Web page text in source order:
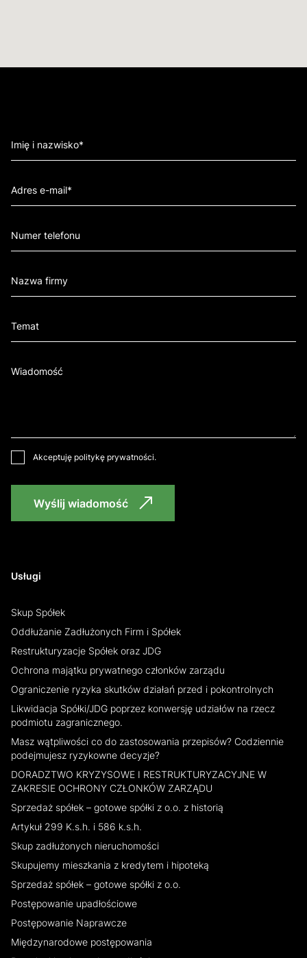
Usługi
Skup Spółek
Oddłużanie Zadłużonych Firm i Spółek
Restrukturyzacje Spółek oraz JDG
Ochrona majątku prywatnego członków zarządu
Ograniczenie ryzyka skutków działań przed i pokontrolnych
Likwidacja Spółki/JDG poprzez konwersję udziałów na rzecz
podmiotu zagranicznego.
Masz wątpliwości co do zastosowania przepisów? Codziennie
podejmujesz ryzykowne decyzje?
DORADZTWO KRYZYSOWE I RESTRUKTURYZACYJNE W
ZAKRESIE OCHRONY CZŁONKÓW ZARZĄDU
Sprzedaż spółek – gotowe spółki z o.o. z historią
Artykuł 299 K.s.h. i 586 k.s.h.
Skup zadłużonych nieruchomości
Skupujemy mieszkania z kredytem i hipoteką
Sprzedaż spółek – gotowe spółki z o.o.
Postępowanie upadłościowe
Postępowanie Naprawcze
Międzynarodowe postępowania
Akceptuję politykę prywatności.
Wyślij wiadomość